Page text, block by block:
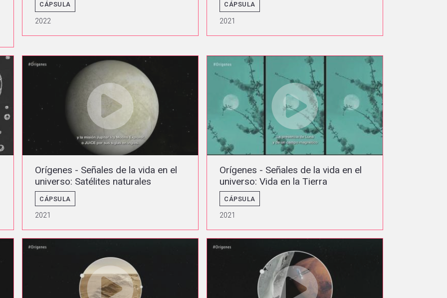
CÁPSULA
2022
CÁPSULA
2021
Orígenes - Señales de la vida en el
universo: Satélites naturales
CÁPSULA
2021
Orígenes - Señales de la vida en el
universo: Vida en la Tierra
CÁPSULA
2021